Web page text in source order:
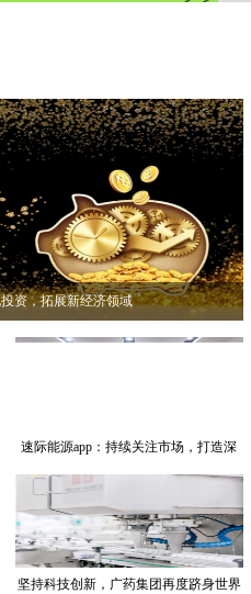
资，拓展新经济领域
速际能源app：持续关注市场，打造深
得人心的理财产品
坚持科技创新，广药集团再度跻身世界